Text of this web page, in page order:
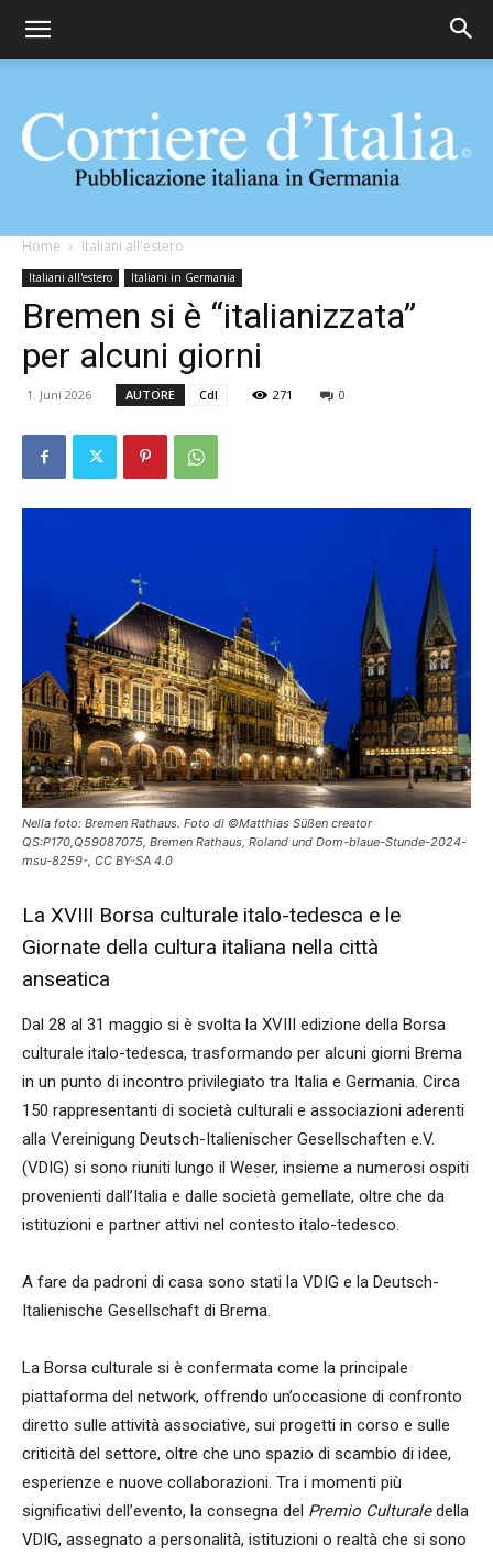
Corriere
d'Italia
Home Italiani all'estero
Italiani all'estero Italiani in Germania
Bremen si è “italianizzata”
per alcuni giorni
1. Juni 2026 AUTORE CdI 271 0
Nella foto: Bremen Rathaus. Foto di ©Matthias Süßen creator
QS:P170,Q59087075, Bremen Rathaus, Roland und Dom-blaue-Stunde-2024-
msu-8259-, CC BY-SA 4.0
La XVIII Borsa culturale italo-tedesca e le
Giornate della cultura italiana nella città
anseatica
Dal 28 al 31 maggio si è svolta la XVIII edizione della Borsa
culturale italo-tedesca, trasformando per alcuni giorni Brema
in un punto di incontro privilegiato tra Italia e Germania. Circa
150 rappresentanti di società culturali e associazioni aderenti
alla Vereinigung Deutsch-Italienischer Gesellschaften e.V.
(VDIG) si sono riuniti lungo il Weser, insieme a numerosi ospiti
provenienti dall’Italia e dalle società gemellate, oltre che da
istituzioni e partner attivi nel contesto italo-tedesco.
A fare da padroni di casa sono stati la VDIG e la Deutsch-
Italienische Gesellschaft di Brema.
La Borsa culturale si è confermata come la principale
piattaforma del network, offrendo un’occasione di confronto
diretto sulle attività associative, sui progetti in corso e sulle
criticità del settore, oltre che uno spazio di scambio di idee,
esperienze e nuove collaborazioni. Tra i momenti più
significativi dell’evento, la consegna del Premio Culturaledella
VDIG, assegnato a personalità, istituzioni o realtà che si sono